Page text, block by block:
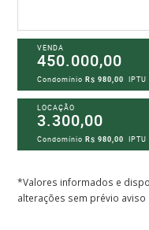
VENDA
450.000,00
CondomínioR$ 980,00 IPTU
LOCAÇÃO
3.300,00
CondomínioR$ 980,00 IPTU
*Valores informados e
alterações sem prévio aviso